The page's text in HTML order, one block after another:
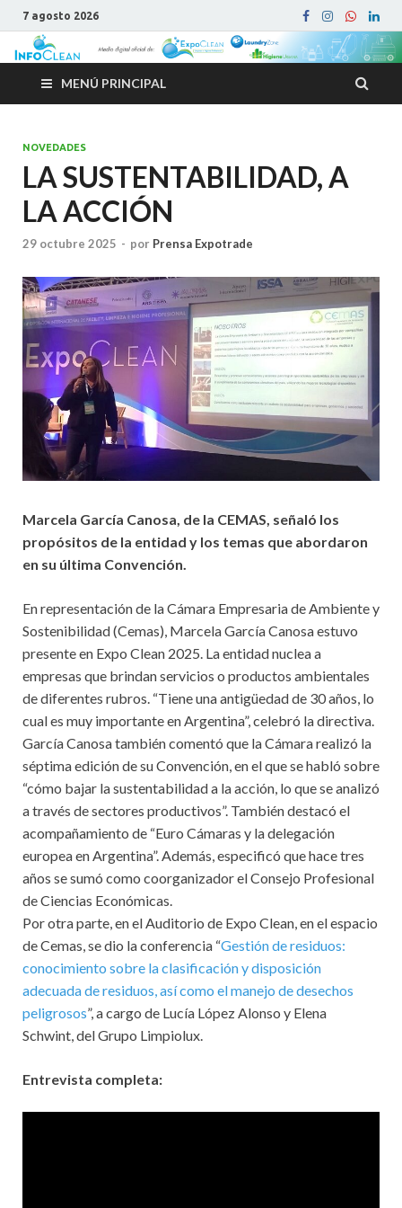
7 agosto 2026
MENÚ PRINCIPAL
NOVEDADES
LA SUSTENTABILIDAD, A
LA ACCIÓN
29 octubre 2025 - por Prensa Expotrade
Marcela García Canosa, de la CEMAS, señaló los
propósitos de la entidad y los temas que abordaron
en su última Convención.
En representación de la Cámara Empresaria de Ambiente y
Sostenibilidad (Cemas), Marcela García Canosa estuvo
presente en Expo Clean 2025. La entidad nuclea a
empresas que brindan servicios o productos ambientales
de diferentes rubros. “Tiene una antigüedad de 30 años, lo
cual es muy importante en Argentina”, celebró la directiva.
García Canosa también comentó que la Cámara realizó la
séptima edición de su Convención, en el que se habló sobre
“cómo bajar la sustentabilidad a la acción, lo que se analizó
a través de sectores productivos”. También destacó el
acompañamiento de “Euro Cámaras y la delegación
europea en Argentina”. Además, especificó que hace tres
años se sumó como coorganizador el Consejo Profesional
de Ciencias Económicas.
Por otra parte, en el Auditorio de Expo Clean, en el espacio
de Cemas, se dio la conferencia “Gestión de residuos:
conocimiento sobre la clasificación y disposición
adecuada de residuos, así como el manejo de desechos
peligrosos”, a cargo de Lucía López Alonso y Elena
Schwint, del Grupo Limpiolux.
Entrevista completa: